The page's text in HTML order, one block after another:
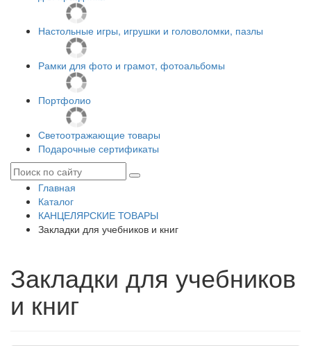
Настольные игры, игрушки и головоломки, пазлы
Рамки для фото и грамот, фотоальбомы
Портфолио
Светоотражающие товары
Подарочные сертификаты
Главная
Каталог
КАНЦЕЛЯРСКИЕ ТОВАРЫ
Закладки для учебников и книг
Закладки для учебников
и книг